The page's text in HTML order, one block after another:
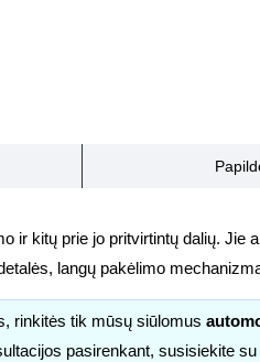
ir kitų prie jo pritvirtintų dalių.
langų pakėlimo
rinkitės tik mūsų siūlomus
pasirenkant, susisiekite